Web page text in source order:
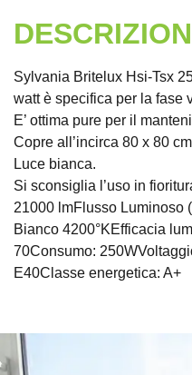
Sylvania Britelux Hsi-Tsx
watt è specifica per la fase
E’ ottima pure per il
Copre all’incirca 80 x 80
Luce bianca.
Si sconsiglia l’uso in
21000 lmFlusso Luminoso
Bianco 4200°KEfficacia
70Consumo:
E40Classe energetica: A+